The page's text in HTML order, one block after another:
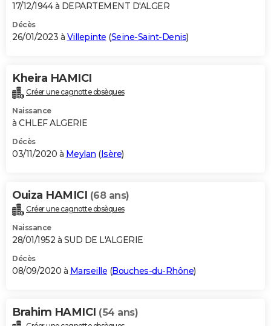
17/12/1944 à DEPARTEMENT D'ALGER
Décès
26/01/2023 à Villepinte (Seine-Saint-Denis)
Kheira HAMICI
Créer une cagnotte obsèques
Naissance
à CHLEF ALGERIE
Décès
03/11/2020 à Meylan (Isère)
Ouiza HAMICI (68 ans)
Créer une cagnotte obsèques
Naissance
28/01/1952 à SUD DE L'ALGERIE
Décès
08/09/2020 à Marseille (Bouches-du-Rhône)
Brahim HAMICI (54 ans)